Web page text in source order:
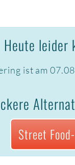
Heute leider
ist am
Street